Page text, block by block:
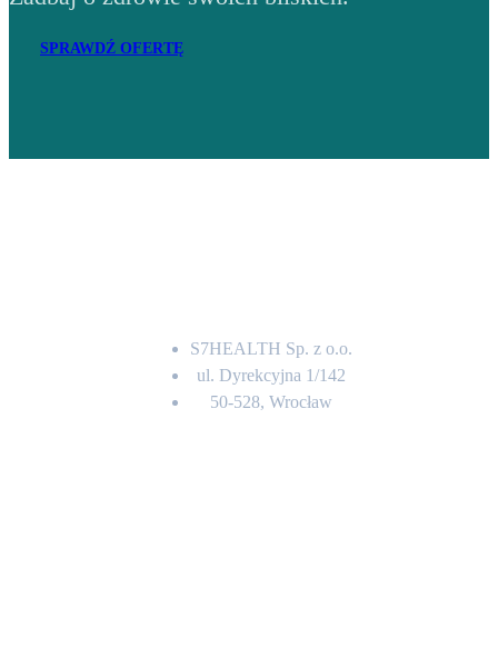
SPRAWDŹ OFERTĘ
S7HEALTH Sp. z o.o.
ul. Dyrekcyjna 1/142
50-528, Wrocław